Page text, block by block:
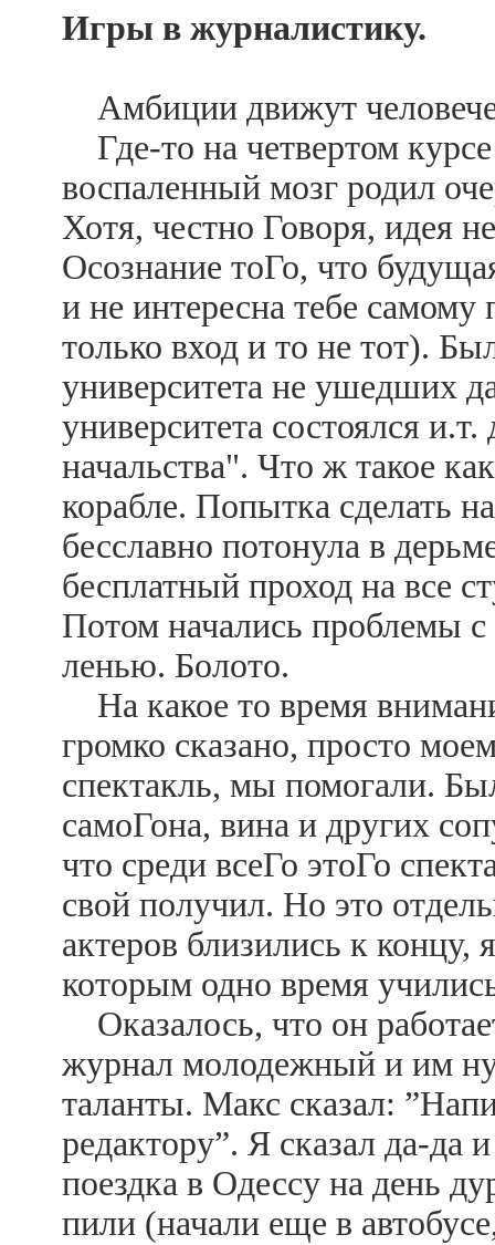
Игры в журналистику.
Амбиции движут
Где-то на четвертом
воспаленный мозг родил
Хотя, честно Говоря, идея
Осознание тоГо, что
и не интересна тебе
только вход и то не тот).
университета не ушедших
университета состоялся
начальства". Что ж такое
корабле. Попытка сделать
бесславно потонула в
бесплатный проход на все
Потом начались проблемы
ленью. Болото.
На какое то время
громко сказано, просто
спектакль, мы помогали.
самоГона, вина и других
что среди всеГо этоГо
свой получил. Но это
актеров близились к концу,
которым одно время
Оказалось, что он
журнал молодежный и им
таланты. Макс сказал:
редактору”. Я сказал да-да
поездка в Одессу на день
пили (начали еще в